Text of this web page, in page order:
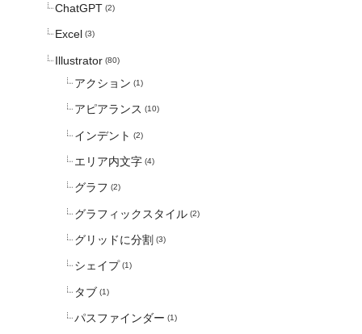
ChatGPT (2)
Excel (3)
Illustrator (80)
アクション (1)
アピアランス (10)
インデント (2)
エリア内文字 (4)
グラフ (2)
グラフィックスタイル (2)
グリッドに分割 (3)
シェイプ (1)
タブ (1)
パスファインダー (1)